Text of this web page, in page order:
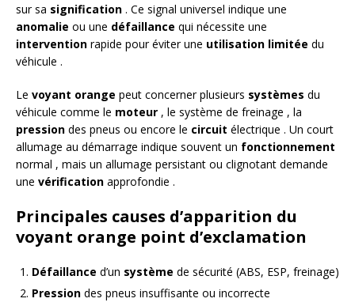
sur sa signification . Ce signal universel indique une
anomalie ou une défaillance qui nécessite une
intervention rapide pour éviter une utilisation limitée du
véhicule .
Le voyant orange peut concerner plusieurs systèmes du
véhicule comme le moteur , le système de freinage , la
pression des pneus ou encore le circuit électrique . Un court
allumage au démarrage indique souvent un fonctionnement
normal , mais un allumage persistant ou clignotant demande
une vérification approfondie .
Principales causes d’apparition du
voyant orange point d’exclamation
Défaillance d’un système de sécurité (ABS, ESP, freinage)
Pression des pneus insuffisante ou incorrecte